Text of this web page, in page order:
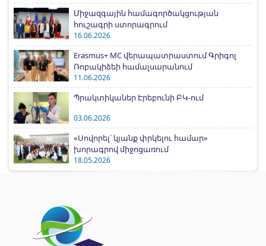
Միջազգային համագործակցության
հուշագրի ստորագրում
16.06.2026
Erasmus+ MC վերապատրաստում Գրիգոլ
Ռոբակիձեի համալսարանում
11.06.2026
Պրակտիկաներ Էրեբունի ԲԿ-ում
03.06.2026
«Սովորել՝ կյանք փրկելու համար»
խորագրով միջոցառում
18.05.2026